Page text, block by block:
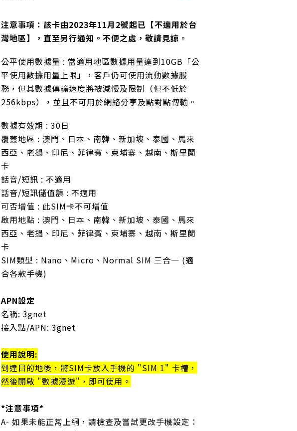
注意事項：該卡由2023年11月2號起已【不適用於台
灣地區】，直至另行通知。不便之處，敬請見諒。
公平使用數據量 : 當適用地區數據用量達到10GB「公
平使用數據用量上限」，客戶仍可使用流動數據服
務，但其數據傳輸速度將被減慢及限制（但不低於
256kbps），並且不可用於網絡分享及點對點傳輸。
數據有效期 : 30日
覆蓋地區 : 澳門、日本、南韓、新加坡、泰國、馬來
西亞、老撾、印尼、菲律賓、柬埔寨、越南、斯里蘭
卡
話音/短訊 : 不適用
話音/短訊儲值額 : 不適用
可否增值 : 此SIM卡不可增值
啟用地點 : 澳門、日本、南韓、新加坡、泰國、馬來
西亞、老撾、印尼、菲律賓、柬埔寨、越南、斯里蘭
卡
SIM類型 : Nano、Micro、Normal SIM 三合一 (適
合各款手機)
APN設定
名稱: 3gnet
接入點/APN: 3gnet
使用說明:
到達目的地後，將SIM卡放入手機的 "SIM 1" 卡槽，
然後開啟 "數據漫遊"，即可使用。
*注意事項*
A- 如果未能正常上網，請檢查及嘗試更改手機設定：